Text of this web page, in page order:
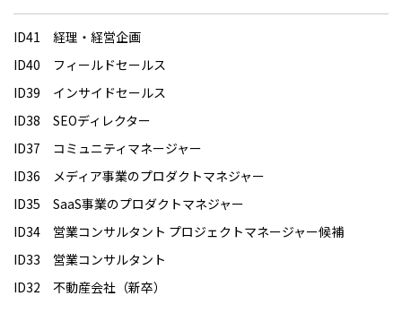
ID41 経理・経営企画
ID40 フィールドセールス
ID39 インサイドセールス
ID38 SEOディレクター
ID37 コミュニティマネージャー
ID36 メディア事業のプロダクトマネジャー
ID35 SaaS事業のプロダクトマネジャー
ID34 営業コンサルタント プロジェクトマネージャー候補
ID33 営業コンサルタント
ID32 不動産会社（新卒）